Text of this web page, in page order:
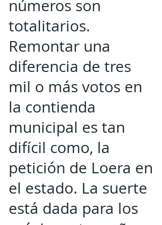
números son
totalitarios.
Remontar una
diferencia de tres
mil o más votos en
la contienda
municipal es tan
difícil como, la
petición de Loera en
el estado. La suerte
está dada para los